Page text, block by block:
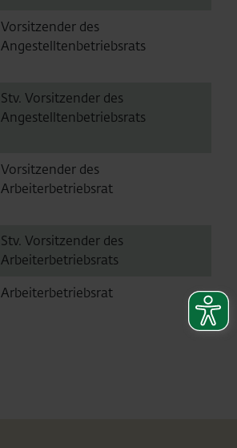
Vorsitzender des
Angestelltenbetriebsrats
Stv. Vorsitzender des
Angestelltenbetriebsrats
Vorsitzender des
Arbeiterbetriebsrat
Stv. Vorsitzender des
Arbeiterbetriebsrats
Arbeiterbetriebsrat